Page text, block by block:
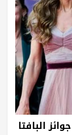
البافتا